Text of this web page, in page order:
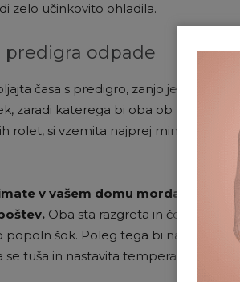
zelo učinkovito ohladila.
predigra odpade
časa s predigro, zanjo je čas v
zaradi katerega bi oba ob
rolet, si vzemita najprej minutko za
v vašem domu morda
Oba sta razgreta in če boste
popoln šok. Poleg tega bi namakanje
se tuša in nastavita temperaturo